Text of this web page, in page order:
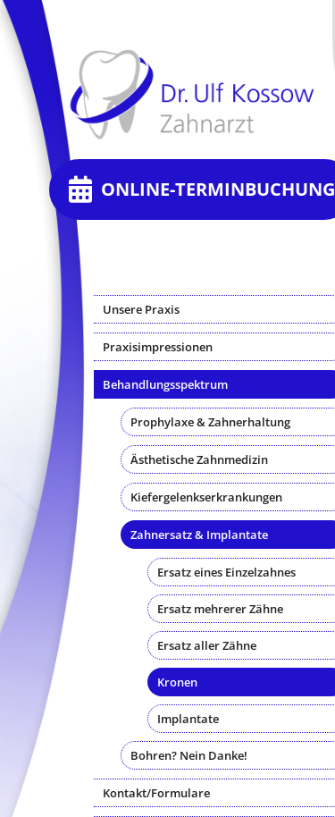
ONLINE-TERMINBUCHUNG
Unsere Praxis
Praxisimpressionen
Behandlungsspektrum
Prophylaxe & Zahnerhaltung
Ästhetische Zahnmedizin
Kiefergelenkserkrankungen
Zahnersatz & Implantate
Ersatz eines Einzelzahnes
Ersatz mehrerer Zähne
Ersatz aller Zähne
Kronen
Implantate
Bohren? Nein Danke!
Kontakt/Formulare